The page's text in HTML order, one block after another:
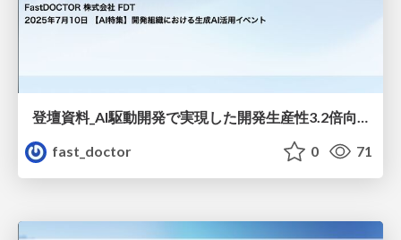
登壇資料_AI駆動開発で実現した開発生産性3.2倍向上.pdf
fast_doctor
0 71